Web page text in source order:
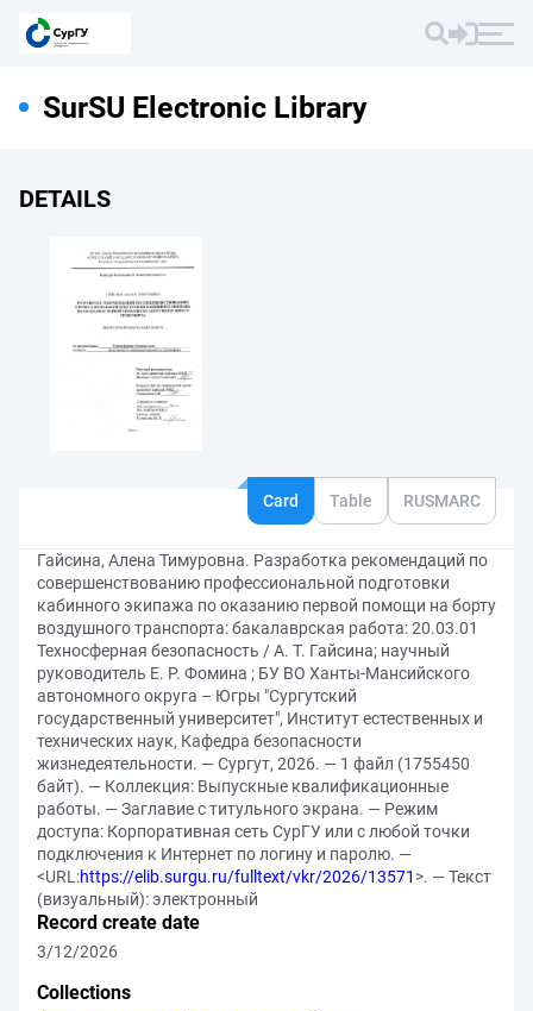
SurSU Electronic Library
DETAILS
Card Table RUSMARC
Гайсина, Алена Тимуровна. Разработка рекомендаций по
совершенствованию профессиональной подготовки
кабинного экипажа по оказанию первой помощи на борту
воздушного транспорта: бакалаврская работа: 20.03.01
Техносферная безопасность / А. Т. Гайсина; научный
руководитель Е. Р. Фомина ; БУ ВО Ханты-Мансийского
автономного округа – Югры "Сургутский
государственный университет", Институт естественных и
технических наук, Кафедра безопасности
жизнедеятельности. — Сургут, 2026. — 1 файл (1755450
байт). — Коллекция: Выпускные квалификационные
работы. — Заглавие с титульного экрана. — Режим
доступа: Корпоративная сеть СурГУ или с любой точки
подключения к Интернет по логину и паролю. —
<URL:https://elib.surgu.ru/fulltext/vkr/2026/13571 >. — Текст
(визуальный): электронный
Record create date
3/12/2026
Collections